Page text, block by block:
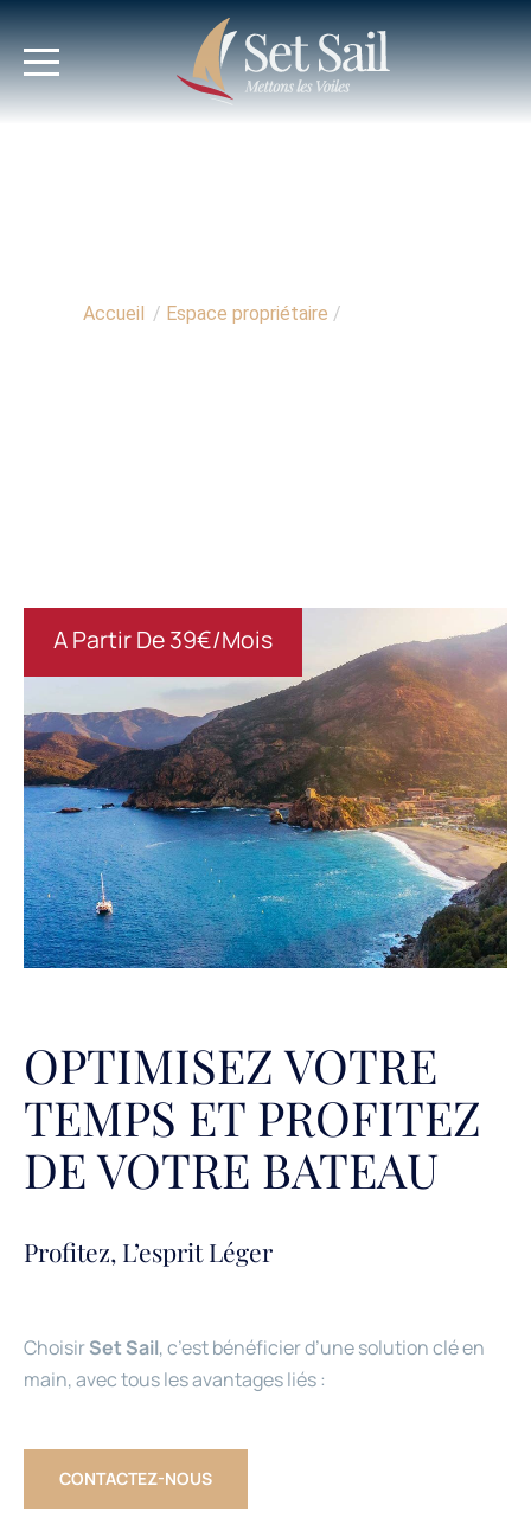
Accueil / Espace propriétaire /
A Partir De 39€/mois
OPTIMISEZ VOTRE
TEMPS ET PROFITEZ
DE VOTRE BATEAU
Profitez, L’esprit Léger
ChoisirSet Sail, c’est bénéficier d’une solution clé en
main, avec tous les avantages liés :
CONTACTEZ-NOUS